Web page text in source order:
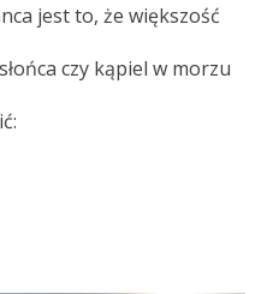
jest to, że większość
czy kąpiel w morzu